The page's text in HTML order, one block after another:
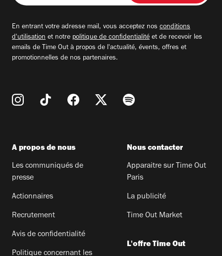
adresse
En entrant votre adresse mail, vous acceptez nos conditions
d'utilisation et notre politique de confidentialité et de recevoir les
emails de Time Out à propos de l'actualité, évents, offres et
promotionnelles de nos partenaires.
A propos de nous
Les communiqués de
presse
Actionnaires
Recrutement
Avis de confidentialité
Politique concernant les
Nous contacter
Apparaitre sur Time Out
Paris
La publicité
Time Out Market
L'offre Time Out